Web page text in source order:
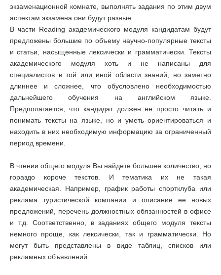
экзаменационной комнате, выполнять задания по этим двум
аспектам экзамена они будут разные.
В части Reading академического модуля кандидатам будут
предложены большие по объему научно-популярные тексты
и статьи, насыщенные лексически и грамматически. Тексты
академического модуля хоть и не написаны для
специалистов в той или иной области знаний, но заметно
длиннее и сложнее, что обусловлено необходимостью
дальнейшего обучения на английском языке.
Предполагается, что кандидат должен не просто читать и
понимать тексты на языке, но и уметь ориентироваться и
находить в них необходимую информацию за ограниченный
период времени.
В чтении общего модуля Вы найдете большее количество, но
гораздо короче текстов. И тематика их не такая
академическая. Например, график работы спортклуба или
реклама туристической компании и описание ее новых
предложений, перечень должностных обязанностей в офисе
и т.д. Соответственно, в заданиях общего модуля тексты
немного проще, как лексически, так и грамматически. Но
могут быть представлены в виде таблиц, списков или
рекламных объявлений.